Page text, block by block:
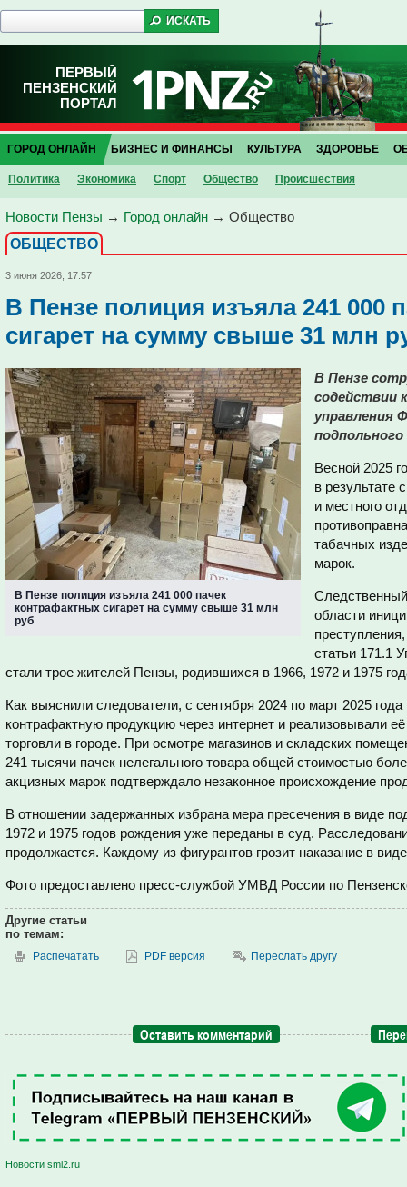
ПЕРВЫЙ
ПЕНЗЕНСКИЙ
ПОРТАЛ
ГОРОД ОНЛАЙН
Политика Экономика Спорт Общество Проиcшествия
БИЗНЕС И ФИНАНСЫ КУЛЬТУРА ЗДОРОВЬЕ
Новости Пензы → Город онлайн → Общество
ОБЩЕСТВО
3 июня 2026, 17:57
В Пензе полиция изъяла 241 000
сигарет на сумму свыше 31 млн
В Пензе полиция изъяла 241 000 пачек
контрафактных сигарет на сумму свыше 31 млн
руб
В Пензе
содействии
управления
Весной 2025
в результате
и местного
табачных
марок.
области
статьи 171.1
стали трое жителей Пензы, родившихся в 1966, 1972 и 1975
Как выяснили следователи, с сентября 2024 по март 2025
контрафактную продукцию через интернет и реализовывали
торговли в городе. При осмотре магазинов и складских
241 тысячи пачек нелегального товара общей стоимостью
акцизных марок подтверждало незаконное происхождение
В отношении задержанных избрана мера пресечения в виде
1972 и 1975 годов рождения уже переданы в суд.
продолжается. Каждому из фигурантов грозит наказание в
Фото предоставлено пресс-службой УМВД России по
Другие статьи
по темам:
Распечатать PDF версия Переслать другу
Оставить комментарий
Новости smi2.ru